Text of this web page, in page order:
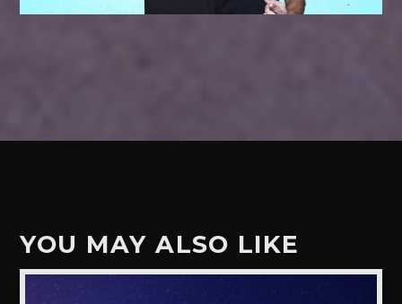
YOU MAY ALSO LIKE